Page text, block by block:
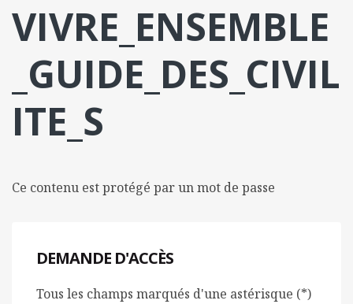
i
l
VIVRE_ENSEMBLE
_GUIDE_DES_CIVIL
ITE_S
Ce contenu est protégé par un mot de passe
DEMANDE D'ACCÈS
Tous les champs marqués d'une astérisque (*)